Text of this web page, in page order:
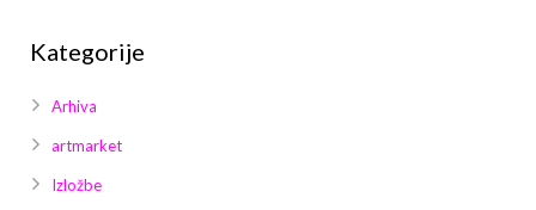
Kategorije
Arhiva
artmarket
Izložbe